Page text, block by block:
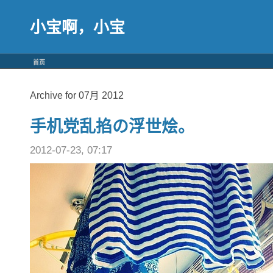
小宝啊，小宝
首页
Archive for 07月 2012
手机党乱掐の浮世烩。
2012-07-23, 07:17